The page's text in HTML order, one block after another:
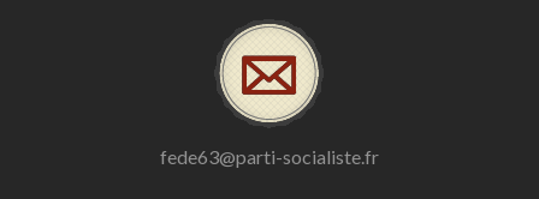
fede63@parti-socialiste.fr